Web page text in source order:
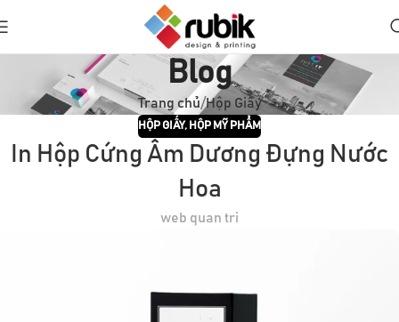
Blog
Trang chủ Hộp Giấy
HỘP GIẤY, HỘP MỸ PHẨM
In Hộp Cứng Âm Dương Đựng Nước
Hoa
web quan tri